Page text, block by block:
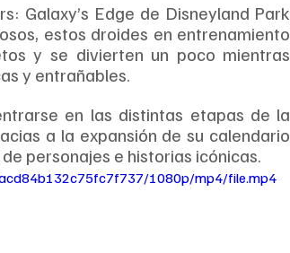
Galaxy’s Edge de Disneyland Park
estos droides en entrenamiento
y se divierten un poco mientras
y entrañables.
en las distintas etapas de la
a la expansión de su calendario
personajes e historias icónicas.
1080p/mp4/file.mp4